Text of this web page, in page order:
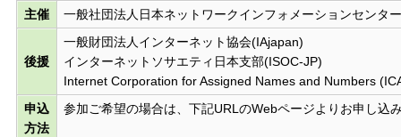
主催
一般社団法人日本ネットワークインフォメーションセンタ
後援
一般財団法人インターネット協会(IAjapan)
インターネットソサエティ日本支部(ISOC-JP)
Internet Corporation for Assigned Names and Numbers
申込
方法
参加ご希望の場合は、下記URLのWebページよりお申し込